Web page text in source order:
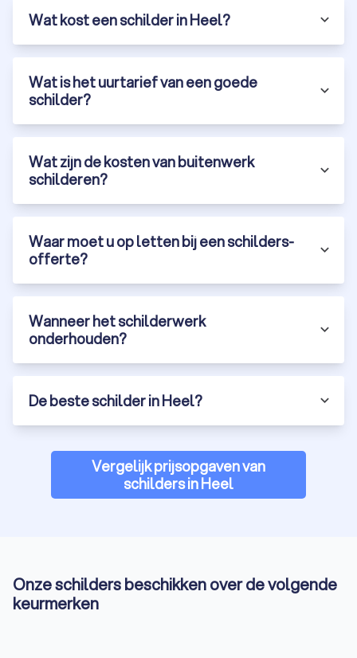
Wat kost een schilder in Heel?
Wat is het uurtarief van een goede
schilder?
Wat zijn de kosten van buitenwerk
schilderen?
Waar moet u op letten bij een schilders-
offerte?
Wanneer het schilderwerk
onderhouden?
De beste schilder in Heel?
Vergelijk prijsopgaven van
schilders in Heel
Onze schilders beschikken over de volgende
keurmerken